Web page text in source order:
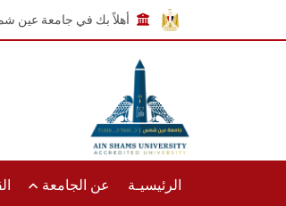
أهلاً بك في جامعة عين
الرئيسيـة عن الجامعة